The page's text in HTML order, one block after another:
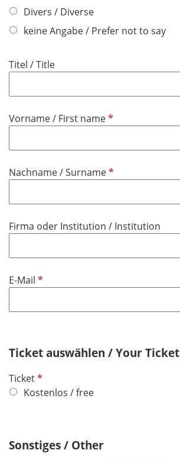
Divers / Diverse
keine Angabe / Prefer not to say
Titel / Title
Vorname / First nameP
c
t
e
d
Nachname / SurnameP
c
t
e
d
Firma oder Institution / Institution
E-Mail P
h
f
e
Ticket auswählen / Your Ticket
TicketP
f
h
Kostenlos / free
Sonstiges / Other